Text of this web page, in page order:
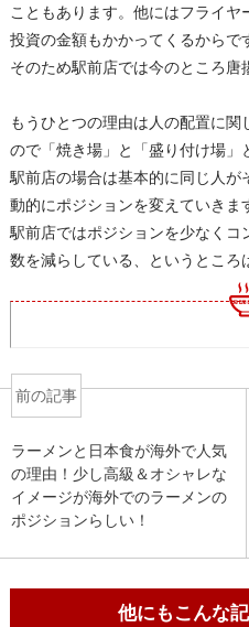
こともあります。他にはフライ
投資の金額もかかってくるからで
そのため駅前店では今のところ唐
もうひとつの理由は人の配置に
ので「焼き場」と「盛り付け場」
駅前店の場合は基本的に同じ人
動的にポジションを変えていきま
駅前店ではポジションを少なく
数を減らしている、というところ
前の記事
ラーメンと日本食が海外で人気
の理由！少し高級＆オシャレな
イメージが海外でのラーメンの
ポジションらしい！
他にもこんな